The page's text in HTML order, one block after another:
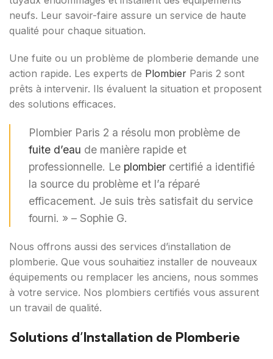
neufs. Leur savoir-faire assure un service de haute
qualité pour chaque situation.
Une fuite ou un problème de plomberie demande une
action rapide. Les experts de Plombier Paris 2 sont
prêts à intervenir. Ils évaluent la situation et proposent
des solutions efficaces.
Plombier Paris 2 a résolu mon problème de
fuite d’eau de manière rapide et
professionnelle. Le plombier certifié a identifié
la source du problème et l’a réparé
efficacement. Je suis très satisfait du service
fourni. » – Sophie G.
Nous offrons aussi des services d’installation de
plomberie. Que vous souhaitiez installer de nouveaux
équipements ou remplacer les anciens, nous sommes
à votre service. Nos plombiers certifiés vous assurent
un travail de qualité.
Solutions d’Installation de Plomberie